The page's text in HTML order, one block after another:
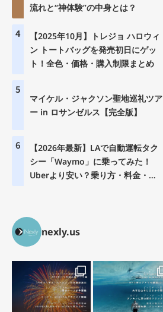
流れと“神体験”の中身とは？
4
【2025年10月】トレジョ ハロウィ
ン トートバッグを発売初日にゲッ
ト！全色・価格・購入制限まとめ
5
マイケル・ジャクソン聖地巡礼ツア
ー in ロサンゼルス【完全版】
6
【2026年最新】LAで自動運転タク
シー「Waymo」に乗ってみた！
Uberより安い？乗り方・料金・注
nexly.us